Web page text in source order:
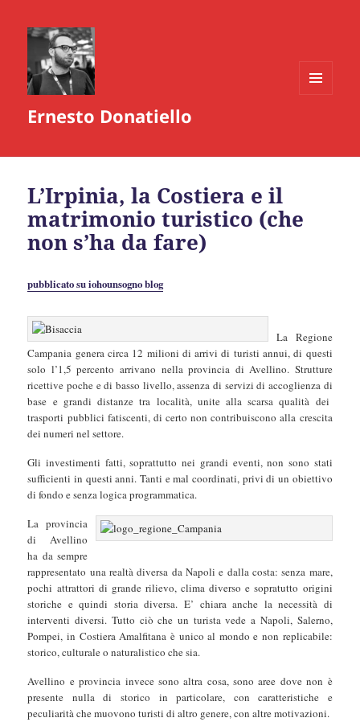
Ernesto Donatiello
L’Irpinia, la Costiera e il
matrimonio turistico (che
non s’ha da fare)
pubblicato su iohounsogno blog
La Regione
Campania genera circa 12 milioni di arrivi di turisti annui, di questi
solo l’1,5 percento arrivano nella provincia di Avellino. Strutture
ricettive poche e di basso livello, assenza di servizi di accoglienza di
base e grandi distanze tra località, unite alla scarsa qualità dei
trasporti pubblici fatiscenti, di certo non contribuiscono alla crescita
dei numeri nel settore.
Gli investimenti fatti, soprattutto nei grandi eventi, non sono stati
sufficienti in questi anni. Tanti e mal coordinati, privi di un obiettivo
di fondo e senza logica programmatica.
La provincia
di Avellino
ha da sempre
rappresentato una realtà diversa da Napoli e dalla costa: senza mare,
pochi attrattori di grande rilievo, clima diverso e sopratutto origini
storiche e quindi storia diversa. E’ chiara anche la necessità di
interventi diversi. Tutto ciò che un turista vede a Napoli, Salerno,
Pompei, in Costiera Amalfitana è unico al mondo e non replicabile:
storico, culturale o naturalistico che sia.
Avellino e provincia invece sono altra cosa, sono aree dove non è
presente nulla di storico in particolare, con caratteristiche e
peculiarità che muovono turisti di altro genere, con altre motivazioni.